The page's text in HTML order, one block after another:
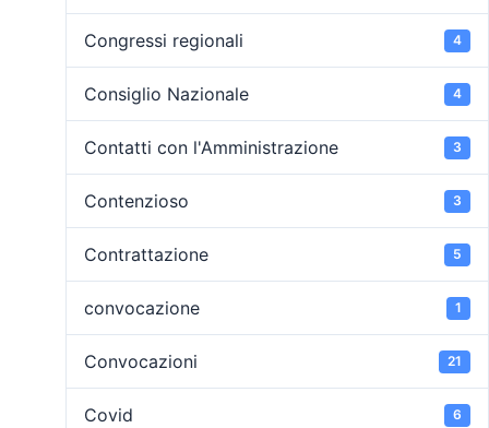
Congressi regionali 4
Consiglio Nazionale 4
Contatti con l'Amministrazione 3
Contenzioso 3
Contrattazione 5
convocazione 1
Convocazioni 21
Covid 6